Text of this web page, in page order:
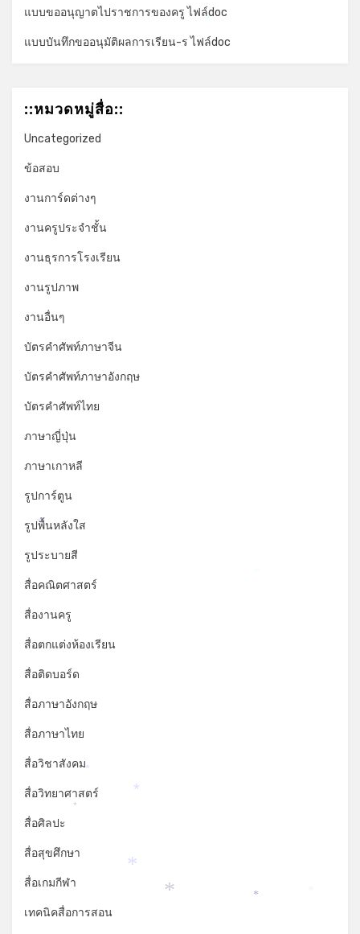
แบบขออนุญาตไปราชการของครู ไฟล์doc
แบบบันทึกขออนุมัติผลการเรียน-ร ไฟล์doc
::หมวดหมู่สื่อ::
Uncategorized
ข้อสอบ
งานการ์ดต่างๆ
งานครูประจำชั้น
งานธุรการโรงเรียน
งานรูปภาพ
งานอื่นๆ
บัตรคำศัพท์ภาษาจีน
บัตรคำศัพท์ภาษาอังกฤษ
บัตรคำศัพท์ไทย
ภาษาญี่ปุ่น
ภาษาเกาหลี
รูปการ์ตูน
รูปพื้นหลังใส
รูประบายสี
สื่อคณิตศาสตร์
สื่องานครู
สื่อตกแต่งห้องเรียน
สื่อติดบอร์ด
สื่อภาษาอังกฤษ
สื่อภาษาไทย
สื่อวิชาสังคม
สื่อวิทยาศาสตร์
สื่อศิลปะ
สื่อสุขศึกษา
สื่อเกมกีฬา
เทคนิคสื่อการสอน
*